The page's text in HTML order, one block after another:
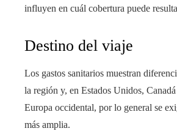
influyen en cuál cobertura puede
Destino del viaje
Los gastos sanitarios muestran
la región y, en Estados Unidos,
Europa occidental, por lo general se
más amplia.